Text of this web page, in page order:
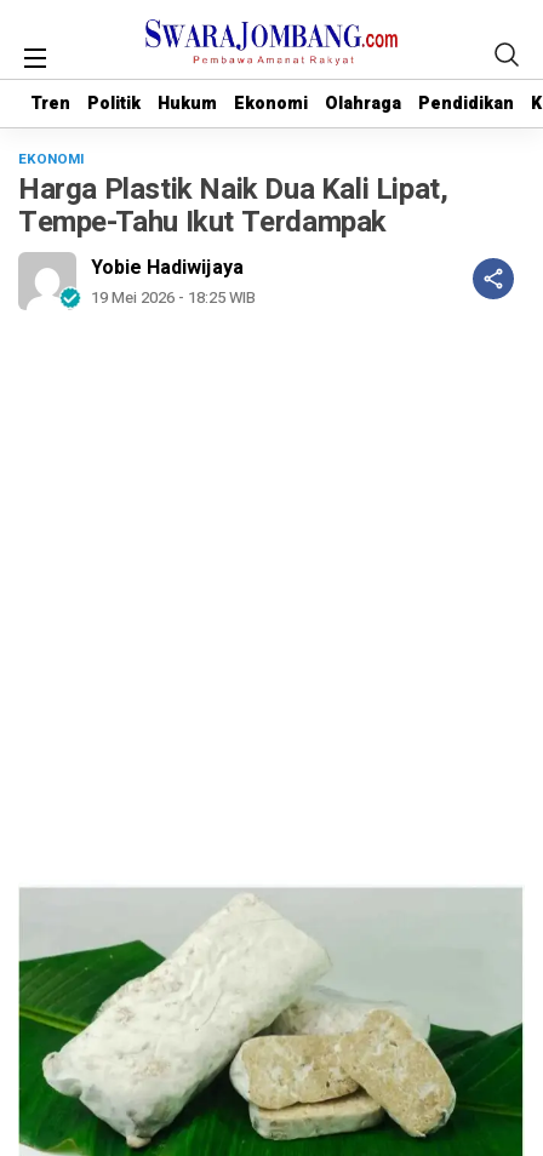
Tren Politik Hukum Ekonomi Olahraga Pendidikan
Tren Politik Hukum Ekonomi Olahraga Pendidikan
EKONOMI
Harga Plastik Naik Dua Kali Lipat,
Tempe-Tahu Ikut Terdampak
Yobie Hadiwijaya
19 Mei 2026 - 18:25 WIB